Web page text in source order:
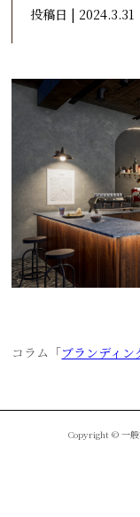
投稿日 | 2024.3.31
コラム「ブランディン
Copyright © 一